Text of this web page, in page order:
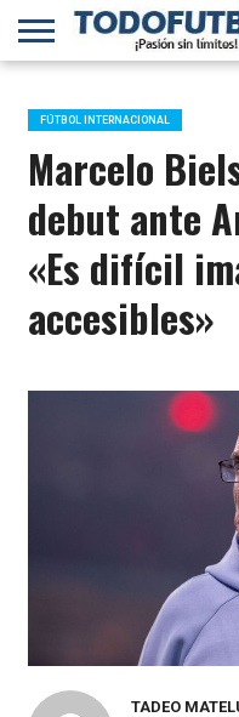
PRIMERA
B
SELECCIÓN
CHILENA
CHILENOS
EN EL
MUNDO
FÚTBOL
INTERNACIONAL
FÚTBOL INTERNACIONAL
Marcelo
debut ante
«Es difícil
accesibles»
TADEO